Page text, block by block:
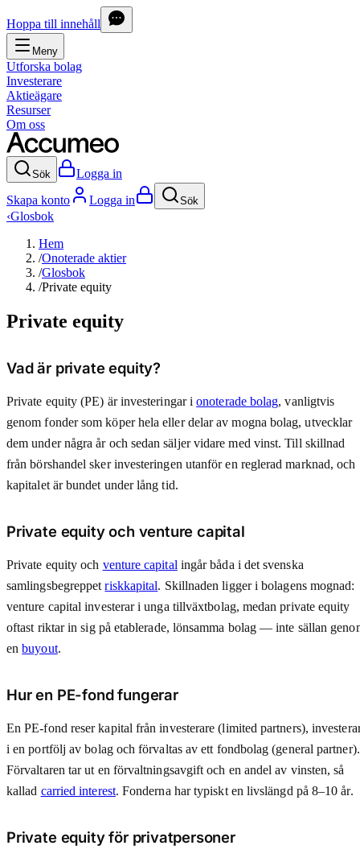
Hoppa till innehåll
Meny
Utforska bolag
Investerare
Aktieägare
Resurser
Om oss
Sök
Logga in
Skapa konto
Logga in Sök
‹Glosbok
Hem
/Onoterade aktier
/Glosbok
/Private equity
Private equity
Vad är private equity?
Private equity (PE) är investeringar ionoterade bolag, vanligtvis
genom fonder som köper hela eller delar av mogna bolag, utvecklar
dem under några år och sedan säljer vidare med vinst. Till skillnad
från börshandel sker investeringen utanför en reglerad marknad, och
kapitalet är bundet under lång tid.
Private equity och venture capital
Private equity och venture capital ingår båda i det svenska
samlingsbegreppetriskkapital. Skillnaden ligger i bolagens mognad:
venture capital investerar i unga tillväxtbolag, medan private equity
oftast riktar in sig på etablerade, lönsamma bolag — inte sällan
enbuyout.
Hur en PE-fond fungerar
En PE-fond reser kapital från investerare (limited partners),
i en portfölj av bolag och förvaltas av ett fondbolag (general partner).
Förvaltaren tar ut en förvaltningsavgift och en andel av vinsten, så
kallad carried interest. Fonderna har typiskt en livslängd på 8–10 år.
Private equity för privatpersoner